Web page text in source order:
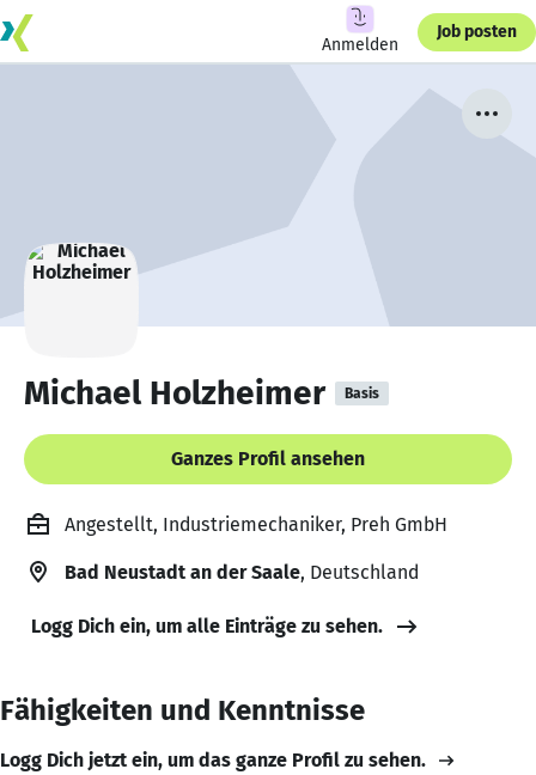
Anmelden
Job posten
Michael Holzheimer Basis
Ganzes Profil ansehen
Angestellt, Industriemechaniker, Preh GmbH
Bad Neustadt an der Saale, Deutschland
Logg Dich ein, um alle Einträge zu sehen.
Fähigkeiten und Kenntnisse
Logg Dich jetzt ein, um das ganze Profil zu sehen.